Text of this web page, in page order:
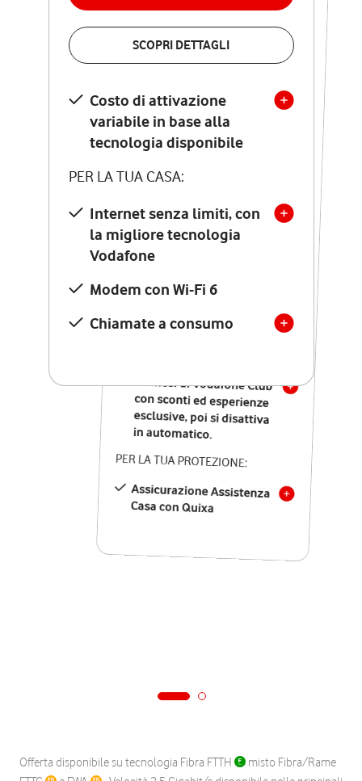
SCOPRI DETTAGLI
Costo di attivazione
variabile in base alla
tecnologia disponibile
PER LA TUA CASA:
Internet senza limiti, con
la migliore tecnologia
Vodafone
Modem con Wi-Fi 6
Chiamate a consumo
VERIFICA LA COPERTURA
Costo di attivazione
variabile in base alla
tecnologia disponibile
PER LA TUA CASA:
Internet senza limiti, con
la migliore tecnologia
Vodafone
Modem Seven con Wi-Fi 7
Chiamate illimitate verso
numeri fissi e mobili
nazionali
12 mesi di Vodafone Club
con sconti ed esperienze
esclusive, poi si disattiva
in automatico.
PER LA TUA PROTEZIONE:
Assicurazione Assistenza
Casa con Quixa
Offerta disponibile su tecnologia Fibra FTTH
misto Fibra/Rame